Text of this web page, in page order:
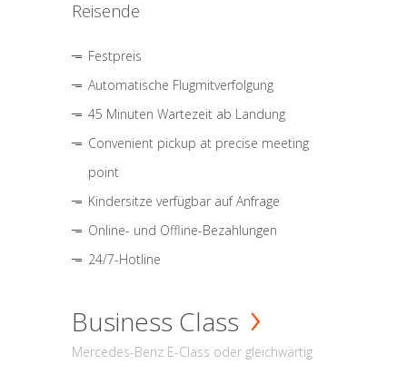
Reisende
Festpreis
Automatische Flugmitverfolgung
45 Minuten Wartezeit ab Landung
Convenient pickup at precise meeting
point
Kindersitze verfügbar auf Anfrage
Online- und Offline-Bezahlungen
24/7-Hotline
Business Class
Mercedes-Benz E-Class oder gleichwärtig